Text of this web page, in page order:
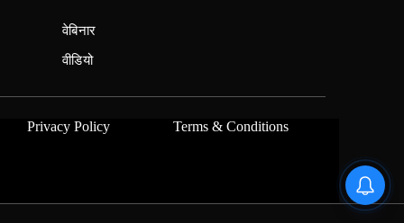
वेबिनार
वीडियो
Privacy Policy Terms & Conditions